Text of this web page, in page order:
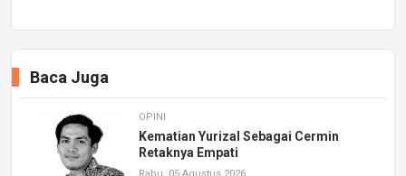
Baca Juga
OPINI
Kematian Yurizal Sebagai Cermin
Retaknya Empati
Rabu, 05 Agustus 2026